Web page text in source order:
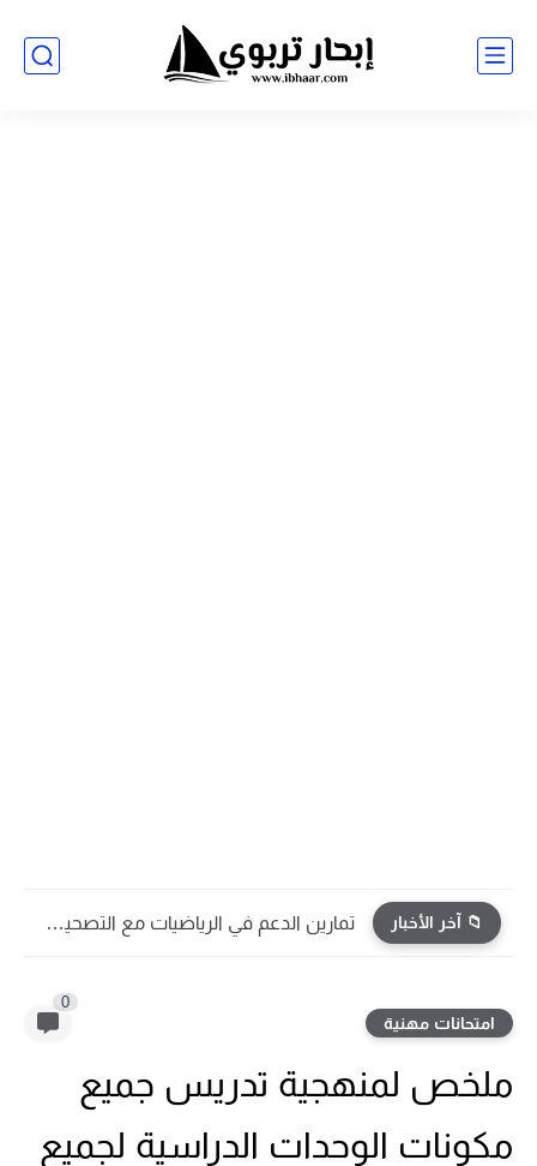
📁 آخر الأخبار تمارين الدعم في الرياضيات مع التصحيح | جميع الوحدات...
امتحانات مهنية
0
ملخص لمنهجية تدريس جميع
مكونات الوحدات الدراسية لجميع